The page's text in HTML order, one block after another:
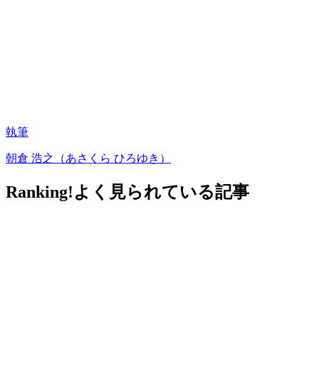
執筆
朝倉 浩之（あさくら ひろゆき）
Ranking!よく見られている記事